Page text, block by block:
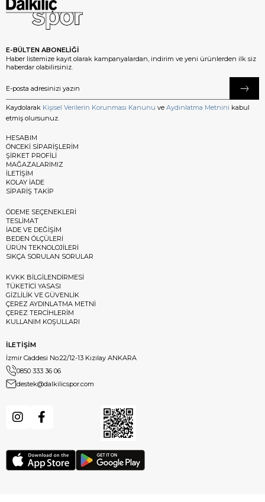
E-BÜLTEN ABONELİĞİ
Haber listemize kayıt olarak kampanyalardan, indirim ve yeni ürünlerden ilk siz
haberdar olabilirsiniz.
Kaydolarak Kişisel Verilerin Korunması Kanunu ve Aydınlatma Metnini kabul
etmiş olursunuz.
HESABIM
ÖNCEKİ SİPARİŞLERİM
ŞİRKET PROFİLİ
MAĞAZALARIMIZ
İLETİŞİM
KOLAY İADE
SİPARİŞ TAKİP
ÖDEME SEÇENEKLERİ
TESLİMAT
İADE VE DEĞİŞİM
BEDEN ÖLÇÜLERİ
ÜRÜN TEKNOLOJİLERİ
SIKÇA SORULAN SORULAR
KVKK BİLGİLENDİRMESİ
TÜKETİCİ YASASI
GİZLİLİK VE GÜVENLİK
ÇEREZ AYDINLATMA METNİ
ÇEREZ TERCİHLERİM
KULLANIM KOŞULLARI
İLETİŞİM
İzmir Caddesi No:22/12-13 Kızılay ANKARA
0850 333 36 06
destek@dalkilicspor.com